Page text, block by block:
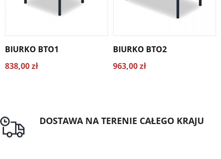
BIURKO BTO1
838,00 zł
BIURKO BTO2
963,00 zł
DOSTAWA NA TERENIE CAŁEGO KRAJU